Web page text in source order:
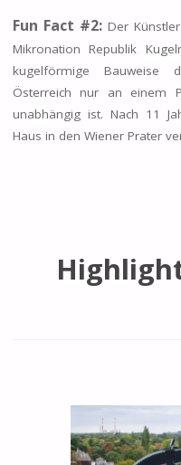
Fun Fact #2:Der Künstler
Mikronation Republik
kugelförmige Bauweise
Österreich nur an einem
unabhängig ist. Nach 11
Haus in den Wiener Prater